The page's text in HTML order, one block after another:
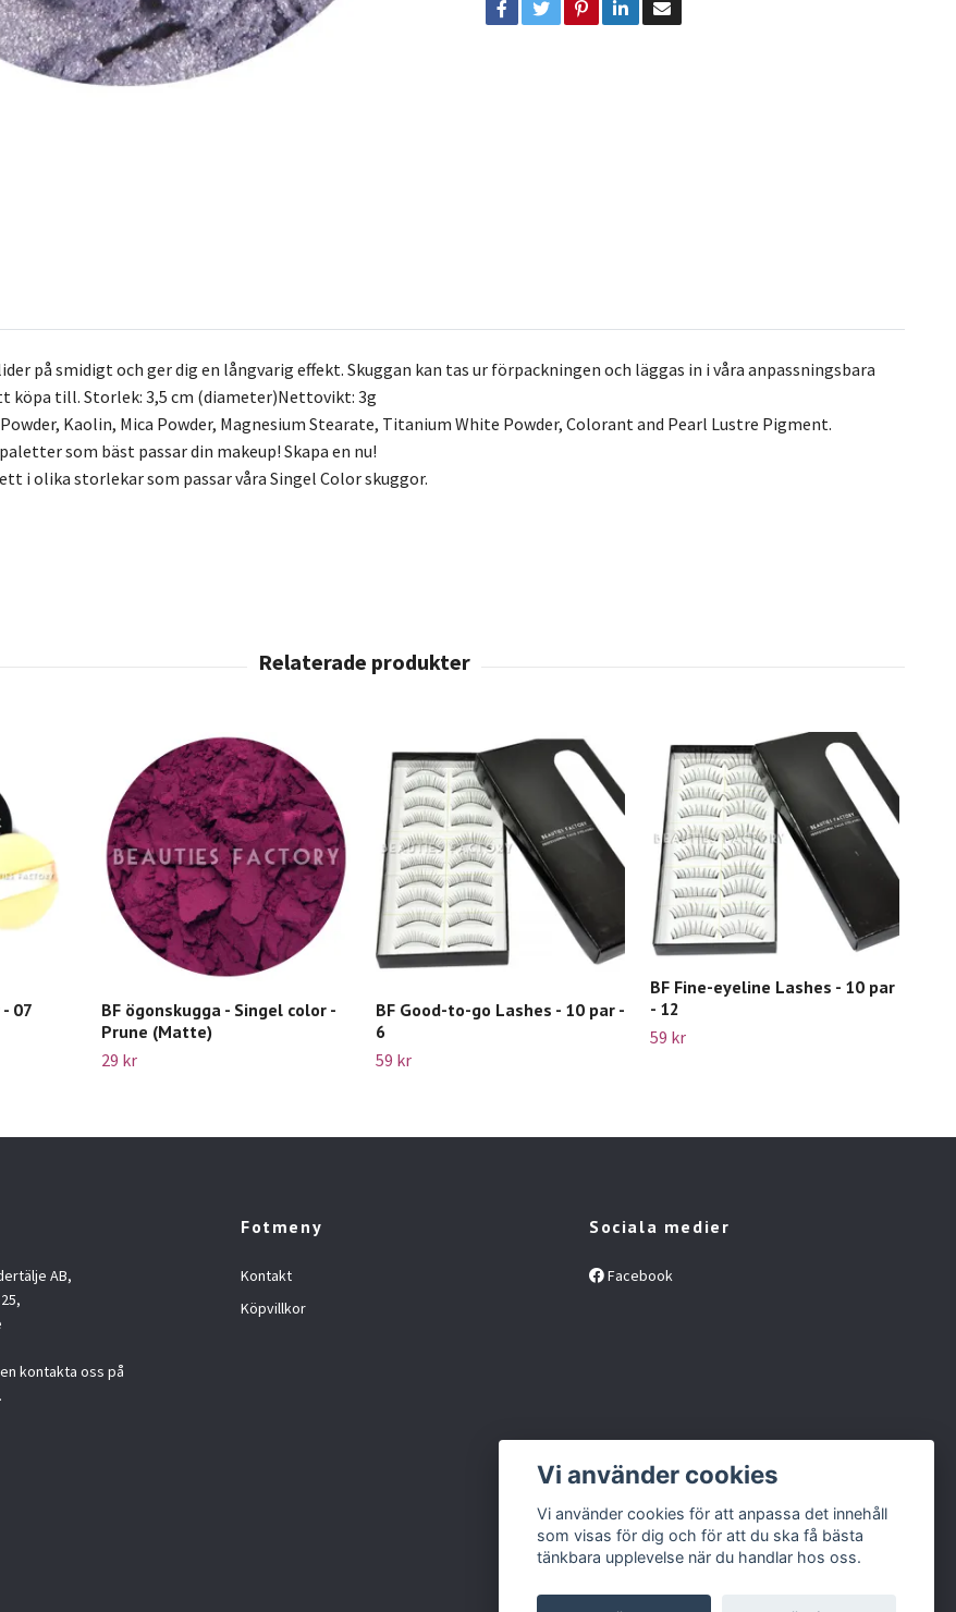
på smidigt och ger dig en långvarig effekt. Skuggan kan tas ur förpackningen och läggas in i våra anpassningsbara
köpa till. Storlek: 3,5 cm (diameter)Nettovikt: 3g
Kaolin, Mica Powder, Magnesium Stearate, Titanium White Powder, Colorant and Pearl Lustre Pigment.
som bäst passar din makeup! Skapa en nu!
i olika storlekar som passar våra Singel Color skuggor.
07
BF ögonskugga - Singel color -
Prune (Matte)
29 kr
BF Good-to-go Lashes - 10 par -
6
59 kr
BF Fine-eyeline Lashes - 10 par
- 12
59 kr
AB,
kontakta oss på
.
Fotmeny
Kontakt
Köpvillkor
Sociala medier
Facebook
Vi använder cookies
Vi använder cookies för att anpassa det innehåll
som visas för dig och för att du ska få bästa
tänkbara upplevelse när du handlar hos oss.